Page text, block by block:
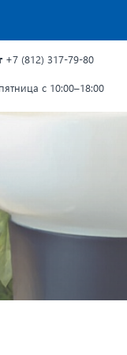
+7 (812) 317-79-80
с 10:00–18:00